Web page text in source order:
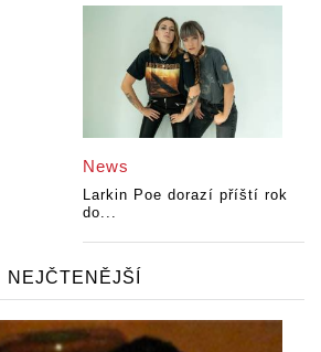
News
Larkin Poe dorazí příští rok
do...
NEJČTENĚJŠÍ